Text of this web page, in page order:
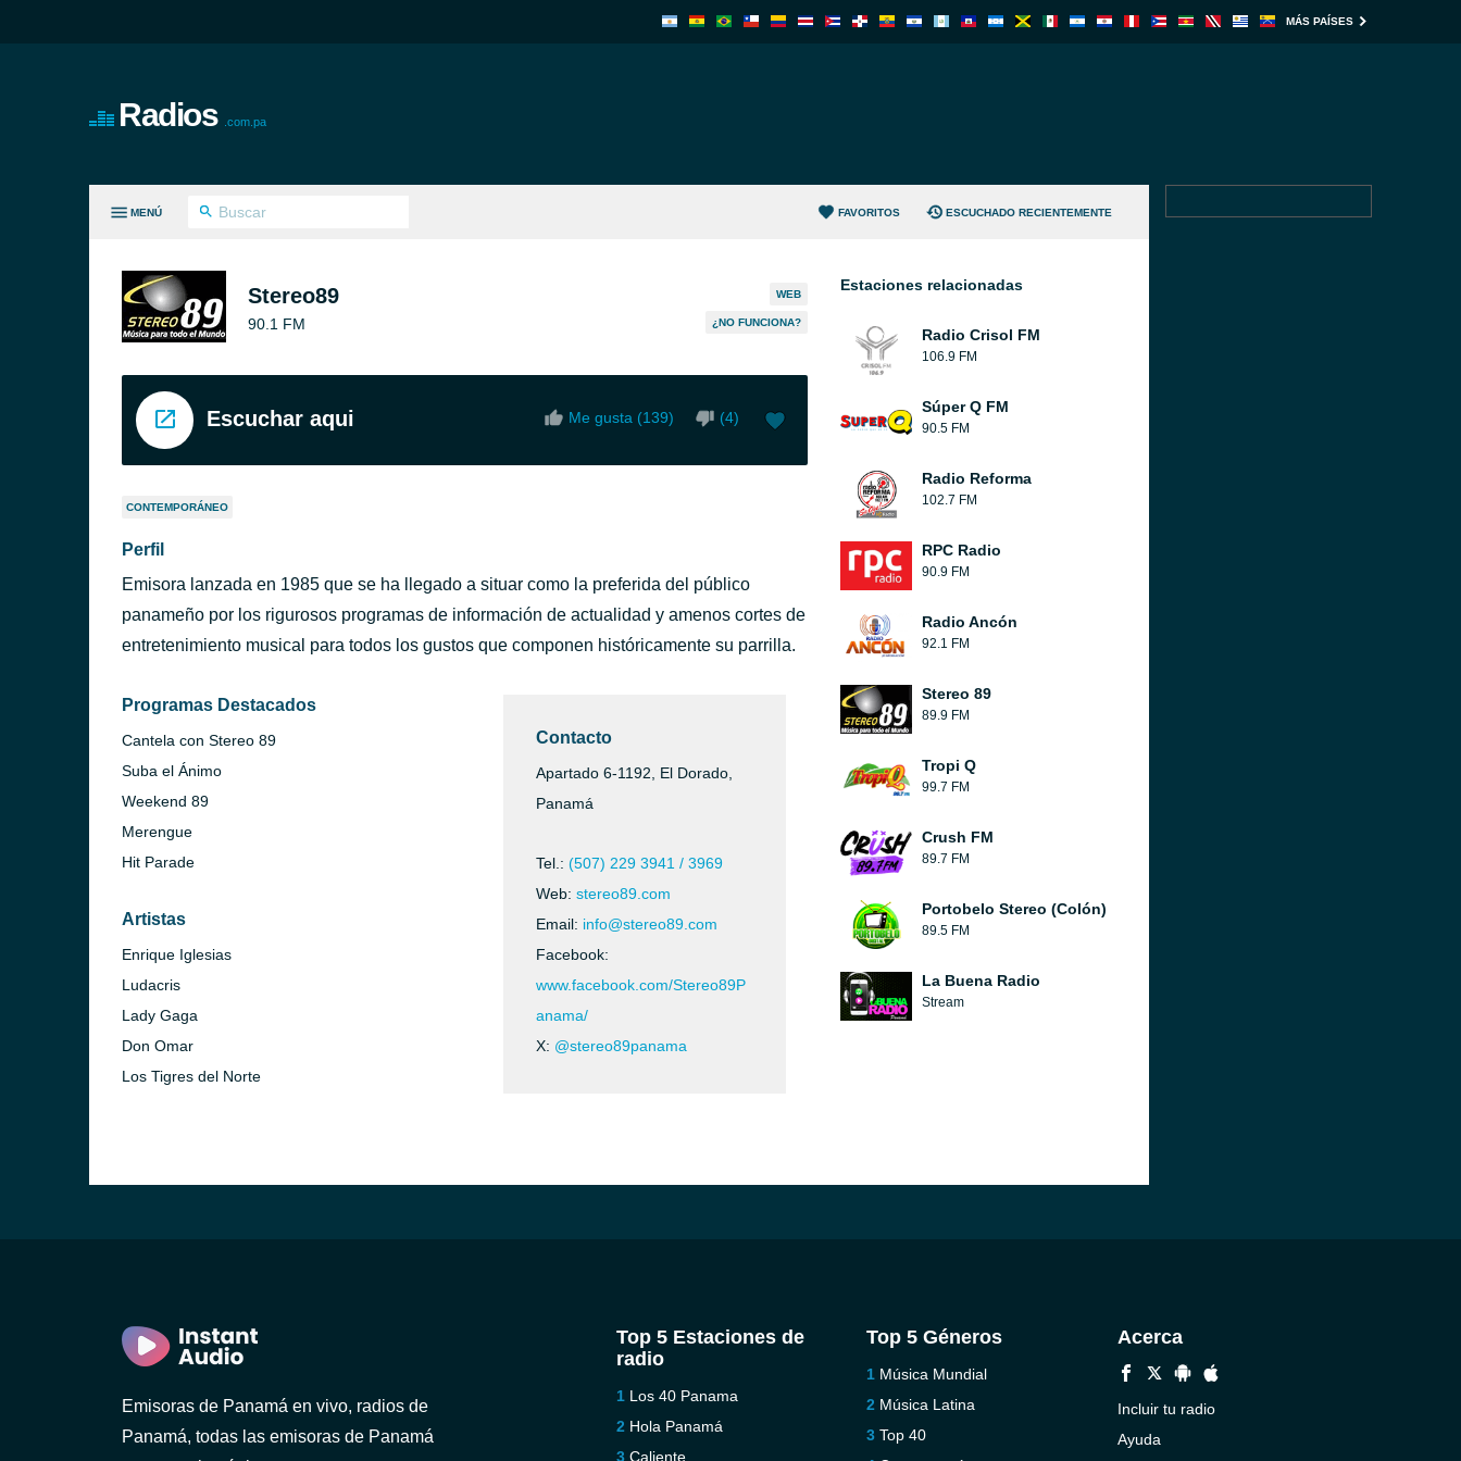
MÁS PAÍSES
Radios .com.pa
MENÚ FAVORITOS ESCUCHADO RECIENTEMENTE
Stereo89
90.1 FM
WEB
¿NO FUNCIONA?
Escuchar aqui Me gusta (139) (4)
CONTEMPORÁNEO
Perfil
Emisora lanzada en 1985 que se ha llegado a situar como la preferida del público
panameño por los rigurosos programas de información de actualidad y amenos cortes de
entretenimiento musical para todos los gustos que componen históricamente su parrilla.
Programas Destacados
Cantela con Stereo 89
Suba el Ánimo
Weekend 89
Merengue
Hit Parade
Artistas
Enrique Iglesias
Ludacris
Lady Gaga
Don Omar
Los Tigres del Norte
Contacto
Apartado 6-1192, El Dorado,
Panamá
Tel.: (507) 229 3941 / 3969
Web: stereo89.com
Email: info@stereo89.com
Facebook:
www.facebook.com/Stereo89P
anama/
X: @stereo89panama
Estaciones relacionadas
Radio Crisol FM
106.9 FM
Súper Q FM
90.5 FM
Radio Reforma
102.7 FM
RPC Radio
90.9 FM
Radio Ancón
92.1 FM
Stereo 89
89.9 FM
Tropi Q
99.7 FM
Crush FM
89.7 FM
Portobelo Stereo (Colón)
89.5 FM
La Buena Radio
Stream
Emisoras de Panamá en vivo, radios de
Panamá, todas las emisoras de Panamá
Top 5 Estaciones de
radio
Los 40 Panama
Hola Panamá
Caliente
Top 5 Géneros
Música Mundial
Música Latina
Top 40
Acerca
Incluir tu radio
Ayuda